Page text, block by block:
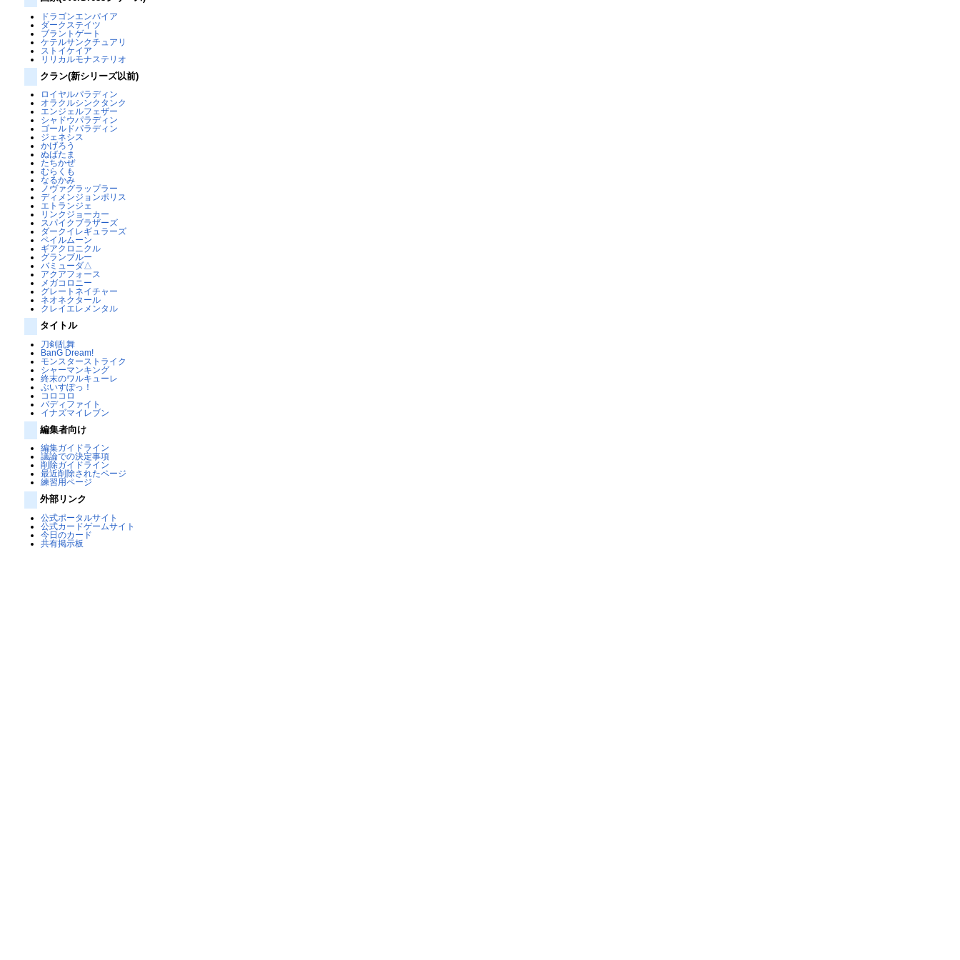
ドラゴンエンパイア
ダークステイツ
ブラントゲート
ケテルサンクチュアリ
ストイケイア
リリカルモナステリオ
クラン(新シリーズ以前)
ロイヤルパラディン
オラクルシンクタンク
エンジェルフェザー
シャドウパラディン
ゴールドパラディン
ジェネシス
かげろう
ぬばたま
たちかぜ
むらくも
なるかみ
ノヴァグラップラー
ディメンジョンポリス
エトランジェ
リンクジョーカー
スパイクブラザーズ
ダークイレギュラーズ
ペイルムーン
ギアクロニクル
グランブルー
バミューダ△
アクアフォース
メガコロニー
グレートネイチャー
ネオネクタール
クレイエレメンタル
タイトル
刀剣乱舞
BanG Dream!
モンスターストライク
シャーマンキング
終末のワルキューレ
ぶいすぽっ！
コロコロ
バディファイト
イナズマイレブン
編集者向け
編集ガイドライン
議論での決定事項
削除ガイドライン
最近削除されたページ
練習用ページ
外部リンク
公式ポータルサイト
公式カードゲームサイト
今日のカード
共有掲示板